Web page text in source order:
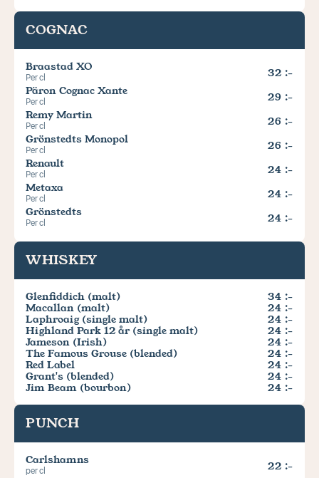
COGNAC
Braastad XO
Per cl
32 :-
Päron Cognac Xante
Per cl
29 :-
Remy Martin
Per cl
26 :-
Grönstedts Monopol
Per cl
26 :-
Renault
Per cl
24 :-
Metaxa
Per cl
24 :-
Grönstedts
Per cl 24 :-
WHISKEY
Glenfiddich (malt)
34 :-
Macallan (malt)
24 :-
Laphroaig (single malt)
24 :-
Highland Park 12 år (single malt)
24 :-
Jameson (Irish)
24 :-
The Famous Grouse (blended)
24 :-
Red Label
24 :-
Grant's (blended)
24 :-
Jim Beam (bourbon)
24 :-
PUNCH
Carlshamns
per cl 22 :-